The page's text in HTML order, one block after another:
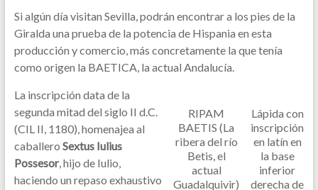
Si algún día visitan Sevilla, podrán encontrar a los pies de la
Giralda una prueba de la potencia de Hispania en esta
producción y comercio, más concretamente la que tenía
como origen la BAETICA, la actual Andalucía.
Lápida con
inscripción
en latín en
la base
inferior
derecha de
RIPAM
BAETIS (La
ribera del río
Betis, el
actual
Guadalquivir)
La inscripción data de la
segunda mitad del siglo II d.C.
(CIL II, 1180), homenajea al
caballero Sextus Iulius
Possesor, hijo de Iulio,
haciendo un repaso exhaustivo